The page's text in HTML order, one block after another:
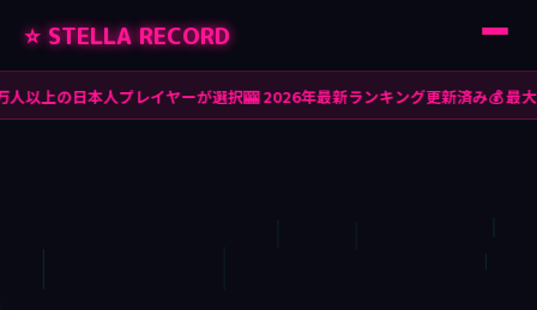
⭐ STELLA RECORD
の日本人プレイヤーが選択🎰 2026年最新ランキング更新済み💰 最大￥